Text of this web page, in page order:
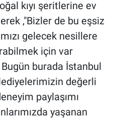
kıyı şeritlerine ev
,"Bizler de bu eşsiz
gelecek nesillere
için var
burada İstanbul
değerli
paylaşımı
yaşanan